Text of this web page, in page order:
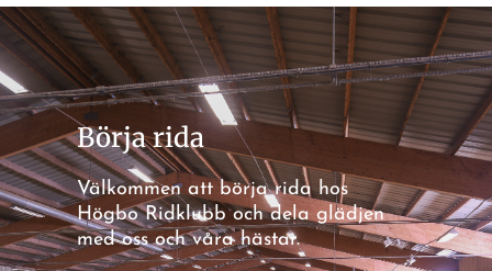
Börja rida
Välkommen att börja rida hos
Högbo Ridklubb och dela glädjen
med oss och våra hästar.